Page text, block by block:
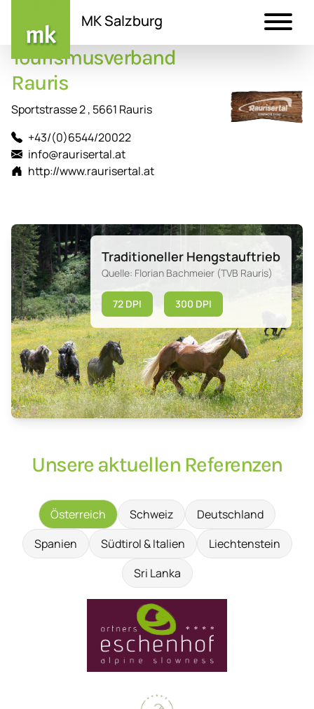
Inhalt
MK Salzburg
Tourismusverband
Rauris
Sportstrasse 2 , 5661 Rauris
+43/(0)6544/20022
info@raurisertal.at
http://www.raurisertal.at
Traditioneller Hengstauftrieb
Quelle: Florian Bachmeier (TVB Rauris)
72 DPI 300 DPI
Unsere aktuellen Referenzen
Österreich Schweiz
Deutschland
Spanien
Südtirol & Italien
Liechtenstein
Sri Lanka